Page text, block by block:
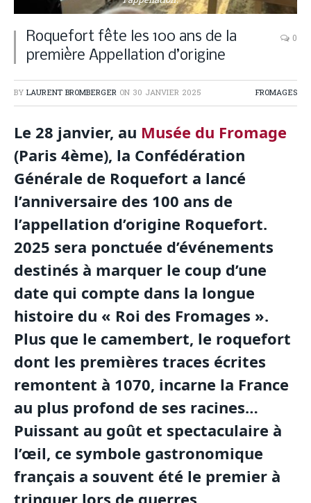
Roquefort fête les 100 ans de la
première Appellation d’origine
0
BY LAURENT BROMBERGER ON 30 JANVIER 2025 FROMAGES
Le 28 janvier, au Musée du Fromage
(Paris 4ème), la Confédération
Générale de Roquefort a lancé
l’anniversaire des 100 ans de
l’appellation d’origine Roquefort.
2025 sera ponctuée d’événements
destinés à marquer le coup d’une
date qui compte dans la longue
histoire du « Roi des Fromages ».
Plus que le camembert, le roquefort
dont les premières traces écrites
remontent à 1070, incarne la France
au plus profond de ses racines…
Puissant au goût et spectaculaire à
l’œil, ce symbole gastronomique
français a souvent été le premier à
trinquer lors de guerres